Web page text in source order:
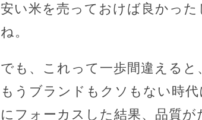
安い米を売っておけば良かっ
ね。
でも、これって一歩間違えると
もうブランドもクソもない時代
にフォーカスした結果、品質